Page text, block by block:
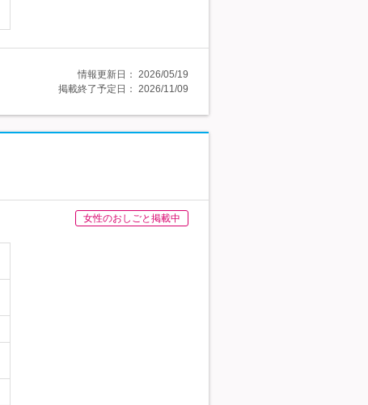
情報更新日： 2026/05/19
掲載終了予定日： 2026/11/09
女性のおしごと掲載中